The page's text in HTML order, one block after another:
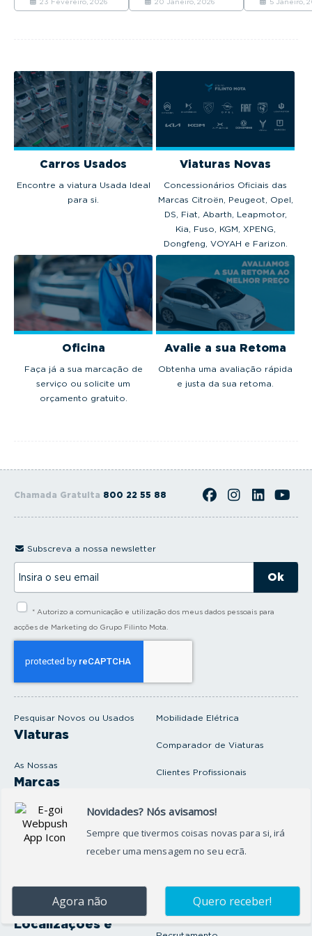
partir de 37.065
venderam em
2025
coloca
Carros Usados
Encontre a viatura Usada Ideal
para si.
Viaturas Novas
Concessionários Oficiais das
Marcas Citroën, Peugeot, Opel,
DS, Fiat, Abarth, Leapmotor,
Kia, Fuso, KGM, XPENG,
Dongfeng, VOYAH e Farizon.
Oficina
Faça já a sua marcação de
serviço ou solicite um
orçamento gratuito.
Avalie a sua Retoma
Obtenha uma avaliação rápida
e justa da sua retoma.
Chamada Gratuita 800 22 55 88
Pesquisar Novos ou Usados
Viaturas
As Nossas
Marcas
Produtos e serviços
Oficina
Onde Estamos
Localizações e
Mobilidade Elétrica
Comparador de Viaturas
Clientes Profissionais
Seguros Protector
Artigos e Notícias
Subscreva a nossa newsletter
s
l
* Autorizo a comunicação e utilização dos meus dados pessoais para
acções de Marketing do Grupo Filinto Mota.